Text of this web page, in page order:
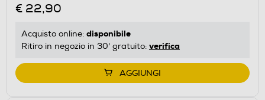
€ 22,90
Acquisto online: disponibile
Ritiro in negozio in 30' gratuito: verifica
AGGIUNGI